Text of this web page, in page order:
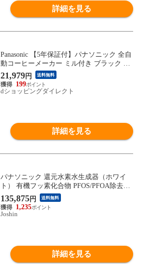
詳細を見る
Panasonic 【5年保証付】パナソニック 全自
動コーヒーメーカー ミル付き ブラック NC
-A58-K
21,979円 送料無料
199
dショッピングダイレクト
詳細を見る
パナソニック 還元水素水生成器（ホワイ
ト） 有機フッ素化合物 PFOS/PFOA除去対
応 Panasonic TK-HS71-W 【返品種別A】
135,875円 送料無料
1,235
Joshin
詳細を見る